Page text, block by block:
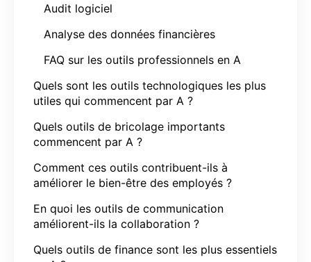
Audit logiciel
Analyse des données financières
FAQ sur les outils professionnels en A
Quels sont les outils technologiques les plus
utiles qui commencent par A ?
Quels outils de bricolage importants
commencent par A ?
Comment ces outils contribuent-ils à
améliorer le bien-être des employés ?
En quoi les outils de communication
améliorent-ils la collaboration ?
Quels outils de finance sont les plus essentiels